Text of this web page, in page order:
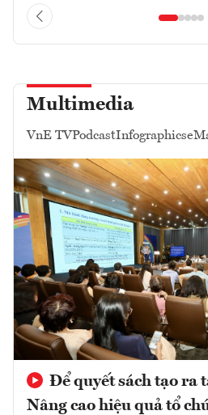
Multimedia
VnE TVPodcastInfographics
Để quyết sách tạo ra
Nâng cao hiệu quả tổ